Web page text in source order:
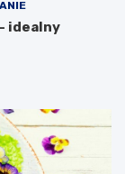
idealny